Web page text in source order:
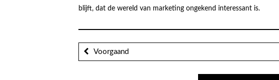
blijft, dat de wereld van marketing ongekend interessant is.
Voorgaand